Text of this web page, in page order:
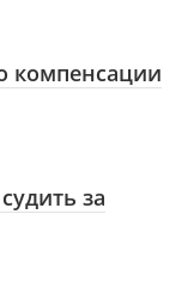
компенсации
за